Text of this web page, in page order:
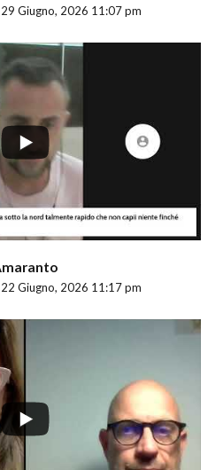
29 Giugno, 2026 11:07 pm
22 Giugno, 2026 11:17 pm